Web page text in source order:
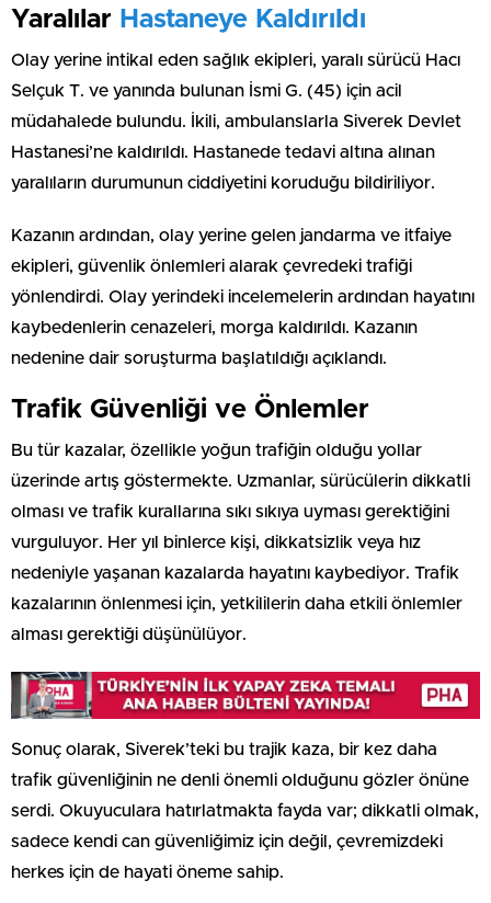
Yaralılar Hastaneye Kaldırıldı
Olay yerine intikal eden sağlık ekipleri, yaralı sürücü Hacı
Selçuk T. ve yanında bulunan İsmi G. (45) için acil
müdahalede bulundu. İkili, ambulanslarla Siverek Devlet
Hastanesi’ne kaldırıldı. Hastanede tedavi altına alınan
yaralıların durumunun ciddiyetini koruduğu bildiriliyor.
Kazanın ardından, olay yerine gelen jandarma ve itfaiye
ekipleri, güvenlik önlemleri alarak çevredeki trafiği
yönlendirdi. Olay yerindeki incelemelerin ardından hayatını
kaybedenlerin cenazeleri, morga kaldırıldı. Kazanın
nedenine dair soruşturma başlatıldığı açıklandı.
Trafik Güvenliği ve Önlemler
Bu tür kazalar, özellikle yoğun trafiğin olduğu yollar
üzerinde artış göstermekte. Uzmanlar, sürücülerin dikkatli
olması ve trafik kurallarına sıkı sıkıya uyması gerektiğini
vurguluyor. Her yıl binlerce kişi, dikkatsizlik veya hız
nedeniyle yaşanan kazalarda hayatını kaybediyor. Trafik
kazalarının önlenmesi için, yetkililerin daha etkili önlemler
alması gerektiği düşünülüyor.
Sonuç olarak, Siverek’teki bu trajik kaza, bir kez daha
trafik güvenliğinin ne denli önemli olduğunu gözler önüne
serdi. Okuyuculara hatırlatmakta fayda var; dikkatli olmak,
sadece kendi can güvenliğimiz için değil, çevremizdeki
herkes için de hayati öneme sahip.